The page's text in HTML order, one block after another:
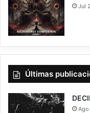
Jul
Últimas
Ago